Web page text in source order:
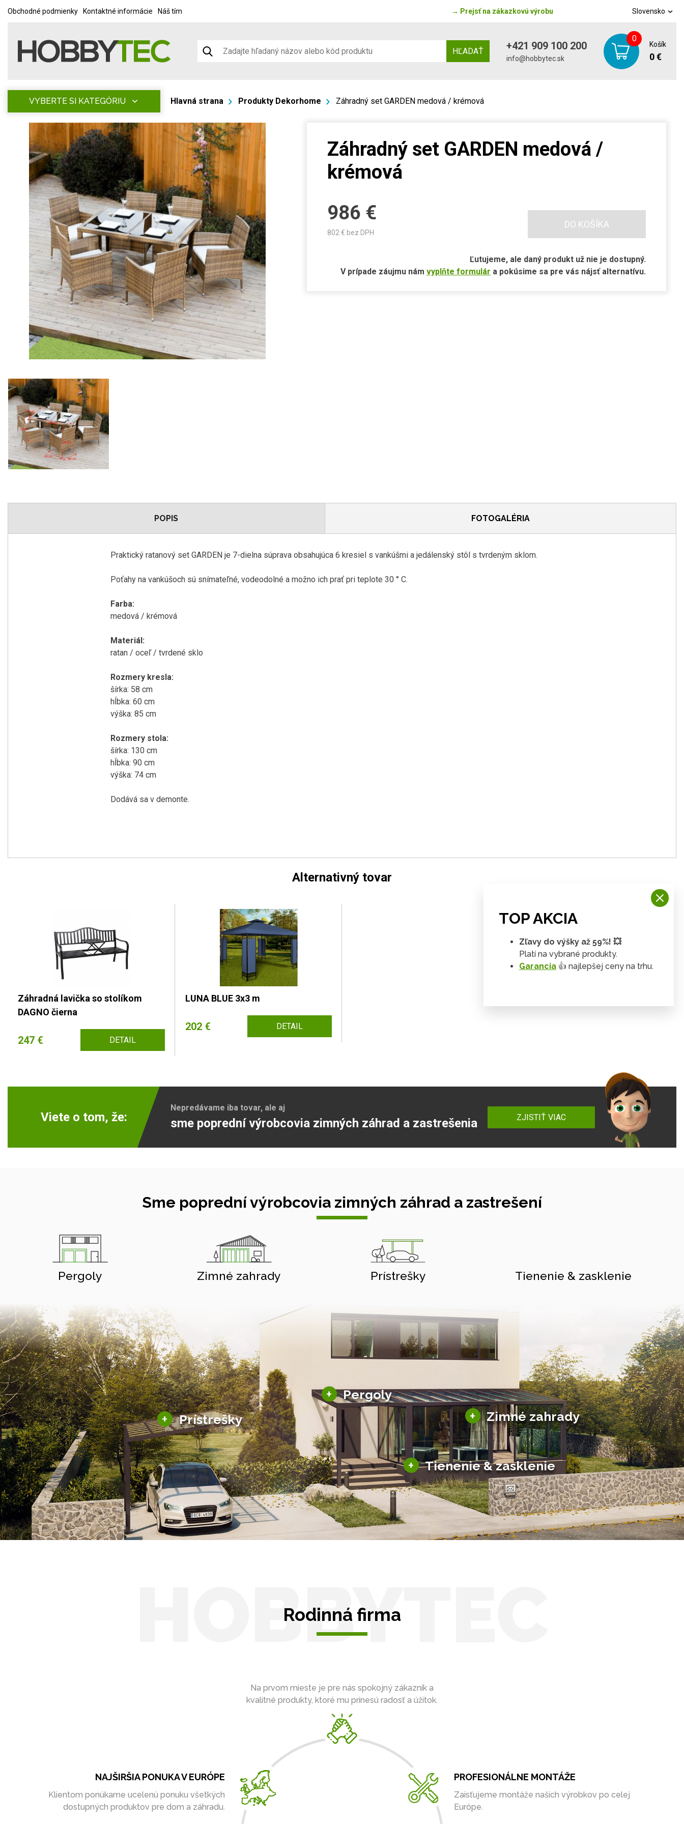
Obchodné podmienky Kontaktné informácie Náš tím → Prejsť na zákazkovú výrobu Slovensko
HĽADAŤ +421 909 100 200
info@hobbytec.sk
0
Košík
0 €
VYBERTE SI KATEGÓRIU Hlavná strana Produkty Dekorhome Záhradný set GARDEN medová / krémová
Záhradný set GARDEN medová /
krémová
986 €
802 € bez DPH
DO KOŠÍKA
Ľutujeme, ale daný produkt už nie je dostupný.
V prípade záujmu nám vyplňte formulár a pokúsime sa pre vás nájsť alternatívu.
POPIS FOTOGALÉRIA
Praktický ratanový set GARDEN je 7-dielna súprava obsahujúca 6 kresiel s vankúšmi a jedálenský stôl s tvrdeným sklom.
Poťahy na vankúšoch sú snímateľné, vodeodolné a možno ich prať pri teplote 30 ° C.
Farba:
medová / krémová
Materiál:
ratan / oceľ / tvrdené sklo
Rozmery kresla:
šírka: 58 cm
hĺbka: 60 cm
výška: 85 cm
Rozmery stola:
šírka: 130 cm
hĺbka: 90 cm
výška: 74 cm
Dodává sa v demonte.
Alternativný tovar
Záhradná lavička so stolíkom
DAGNO čierna
247 € DETAIL
LUNA BLUE 3x3 m
202 € DETAIL
Viete o tom, že:
Nepredávame iba tovar, ale aj
sme poprední výrobcovia zimných záhrad a zastrešenia ZJISTIŤ VIAC
Sme poprední výrobcovia zimných záhrad a zastrešení
Pergoly Zimné zahrady Prístrešky Tienenie & zasklenie
+ Pergoly
Hliníkové pergoly
Bioklimatické pergoly
Altány a zastrešenie
Solárne pergoly
+ Zimné zahrady
Sezónne zimné záhrady
Hliníkové zimné záhrady
Posuvné zimné záhrady
Solárne zimné záhrady
+ Prístrešky
Hliníkové prístrešky
Solárne prístrešky pre auto
+ Tienenie & zasklenie
Tienenie
Zasklenie
HOBBYTEC
Rodinná firma
Na prvom mieste je pre nás spokojný zákazník a
kvalitné produkty, ktoré mu prinesú radosť a úžitok.
PROFESIONÁLNE MONTÁŽE
Zaisťujeme montáže našich výrobkov po celej
Európe.
NAJŠIRŠIA PONUKA V EURÓPE
Klientom ponúkame ucelenú ponuku všetkých
dostupných produktov pre dom a záhradu.
TOP AKCIA
Zľavy do výšky až 59%! 💥
Platí na vybrané produkty.
Garancia 👍 najlepšej ceny na trhu.